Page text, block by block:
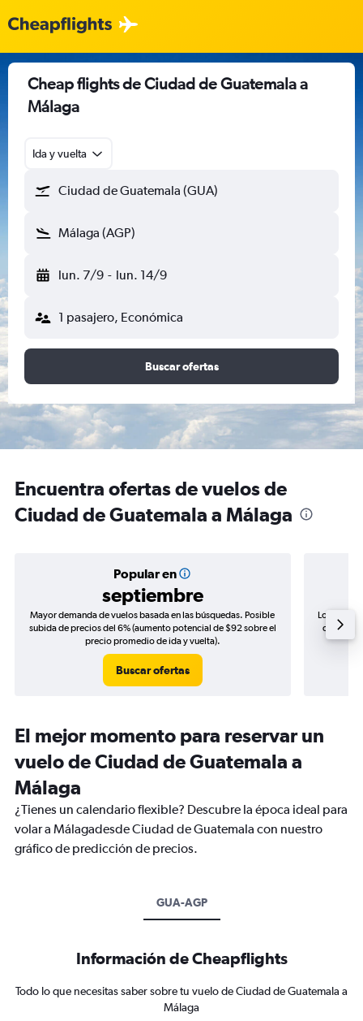
Cheap flights de Ciudad de Guatemala a
Málaga
Ida y vuelta
Ciudad de Guatemala (GUA)
Málaga (AGP)
lun. 7/9 - lun. 14/9
1 pasajero, Económica
Buscar ofertas
Encuentra ofertas de vuelos de
Ciudad de Guatemala a Málaga
Popular en
septiembre
Mayor demanda de vuelos basada en las búsquedas. Posible
subida de precios del 6% (aumento potencial de $92 sobre el
precio promedio de ida y vuelta).
Buscar ofertas
Los
de
El mejor momento para reservar un
vuelo de Ciudad de Guatemala a
Málaga
¿Tienes un calendario flexible? Descubre la época ideal para
volar a Málagadesde Ciudad de Guatemala con nuestro
gráfico de predicción de precios.
GUA-AGP
Información de Cheapflights
Todo lo que necesitas saber sobre tu vuelo de Ciudad de Guatemala a
Málaga